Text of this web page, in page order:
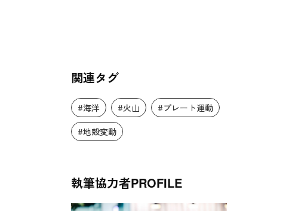
関連タグ
#海洋 #火山
#プレート運動
#地殻変動
執筆協力者PROFILE